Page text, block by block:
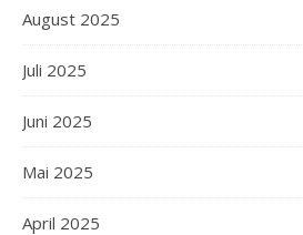
August 2025
Juli 2025
Juni 2025
Mai 2025
April 2025